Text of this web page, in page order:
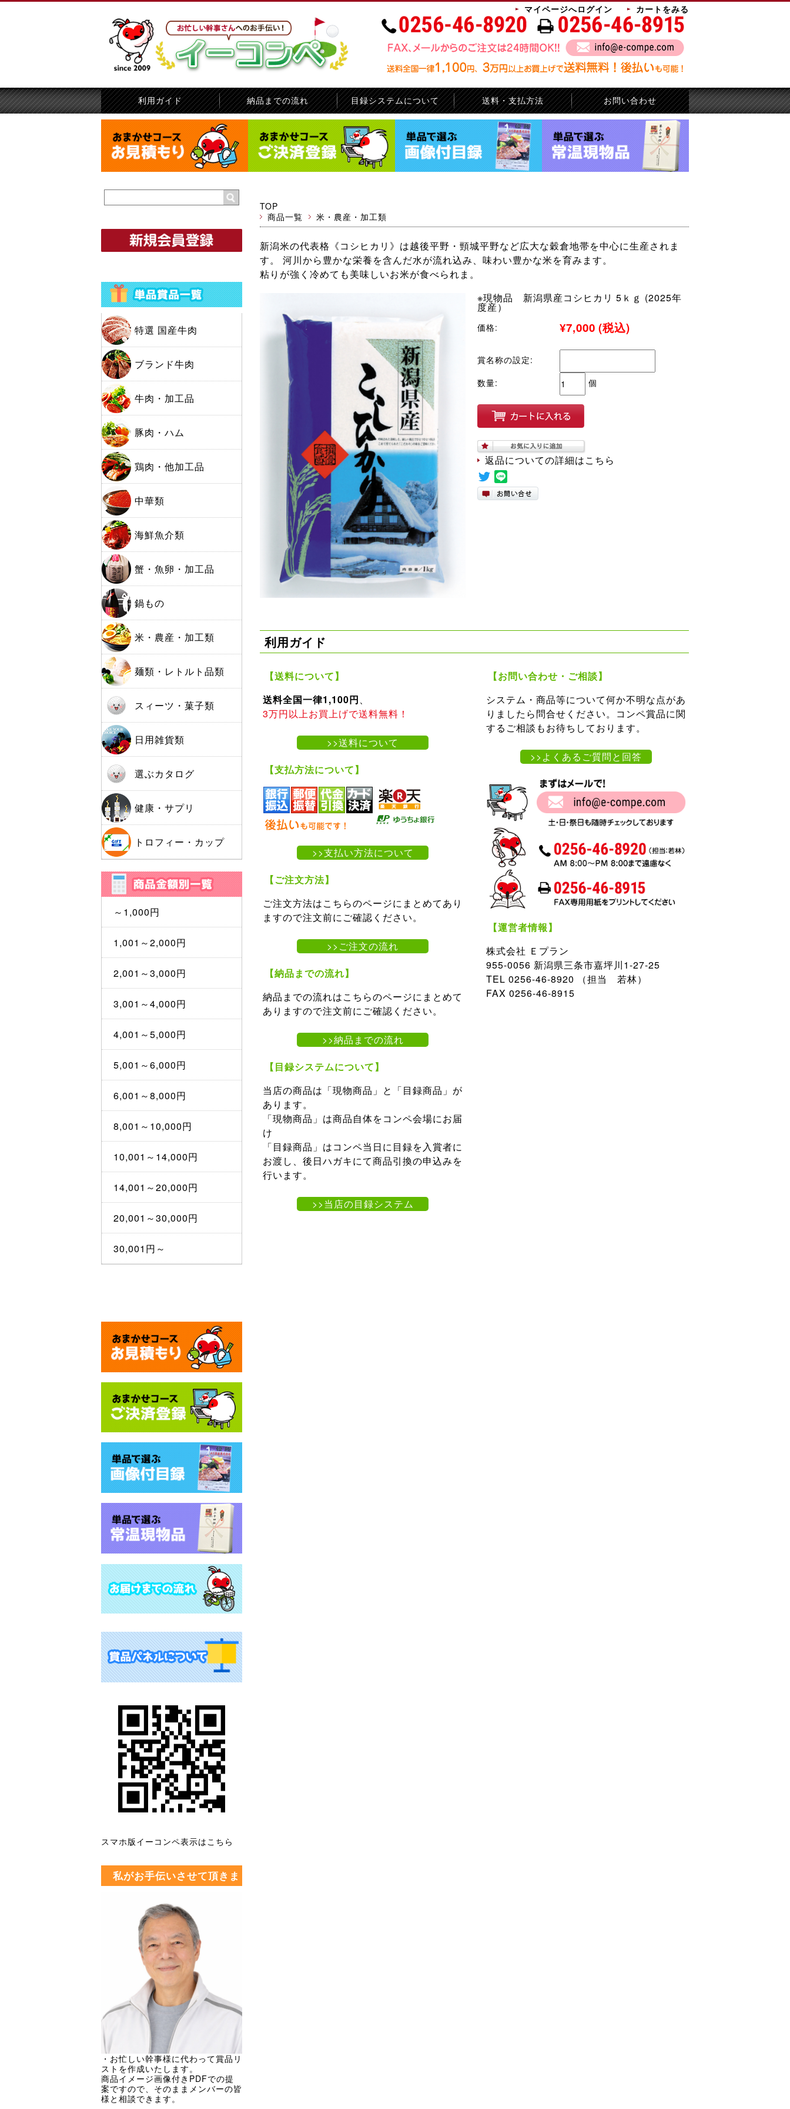
マイページへログイン カートをみる
利用ガイド 納品までの流れ 目録システムについて 送料・支払方法 お問い合わせ
賞名指定の方法 お問い合せ サイトマップ
TOP
商品一覧
米・農産・加工類
新潟米の代表格《コシヒカリ》は越後平野・頸城平野など広大な穀倉地帯を中心に生産されま
す。 河川から豊かな栄養を含んだ水が流れ込み、味わい豊かな米を育みます。
粘りが強く冷めても美味しいお米が食べられま。
※現物品 新潟県産コシヒカリ 5ｋｇ (2025年
度産）
価格: ¥7,000 (税込)
賞名称の設定:
数量:
個
返品についての詳細はこちら
利用ガイド
【送料について】
送料全国一律1,100円、
3万円以上お買上げで送料無料！
>>送料について
【支払方法について】
>>支払い方法について
【ご注文方法】
ご注文方法はこちらのページにまとめてあり
ますので注文前にご確認ください。
>>ご注文の流れ
【納品までの流れ】
納品までの流れはこちらのページにまとめて
ありますので注文前にご確認ください。
>>納品までの流れ
【目録システムについて】
当店の商品は「現物商品」と「目録商品」が
あります。
「現物商品」は商品自体をコンペ会場にお届
け
「目録商品」はコンペ当日に目録を入賞者に
お渡し、後日ハガキにて商品引換の申込みを
行います。
>>当店の目録システム
【お問い合わせ・ご相談】
システム・商品等について何か不明な点があ
りましたら問合せください。コンペ賞品に関
するご相談もお待ちしております。
>>よくあるご質問と回答
【運営者情報】
株式会社 Ｅプラン
955-0056 新潟県三条市嘉坪川1-27-25
TEL 0256-46-8920 （担当 若林）
FAX 0256-46-8915
特選 国産牛肉
ブランド牛肉
牛肉・加工品
豚肉・ハム
鶏肉・他加工品
中華類
海鮮魚介類
蟹・魚卵・加工品
鍋もの
米・農産・加工類
麺類・レトルト品類
スィーツ・菓子類
日用雑貨類
選ぶカタログ
健康・サプリ
トロフィー・カップ
～1,000円
1,001～2,000円
2,001～3,000円
3,001～4,000円
4,001～5,000円
5,001～6,000円
6,001～8,000円
8,001～10,000円
10,001～14,000円
14,001～20,000円
20,001～30,000円
30,001円～
スマホ版イーコンペ表示はこちら
私がお手伝いさせて頂きま
・お忙しい幹事様に代わって賞品リ
ストを作成いたします。
商品イメージ画像付きPDFでの提
案ですので、そのままメンバーの皆
様と相談できます。